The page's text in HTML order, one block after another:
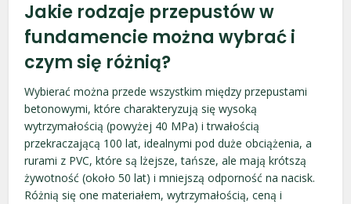
Jakie rodzaje przepustów w
fundamencie można wybrać i
czym się różnią?
Wybierać można przede wszystkim między przepustami
betonowymi, które charakteryzują się wysoką
wytrzymałością (powyżej 40 MPa) i trwałością
przekraczającą 100 lat, idealnymi pod duże obciążenia, a
rurami z PVC, które są lżejsze, tańsze, ale mają krótszą
żywotność (około 50 lat) i mniejszą odporność na nacisk.
Różnią się one materiałem, wytrzymałością, ceną i